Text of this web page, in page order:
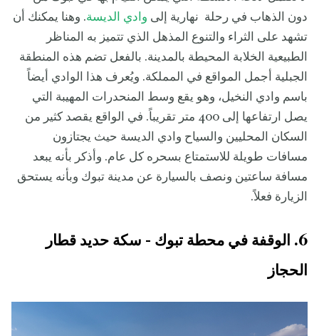
دون الذهاب في رحلة نهارية إلى وادي الديسة. وهنا يمكنك أن
تشهد على الثراء والتنوع المذهل الذي تتميز به المناظر
الطبيعية الخلابة المحيطة بالمدينة. بالفعل تضم هذه المنطقة
الجبلية أجمل المواقع في المملكة. ويُعرف هذا الوادي أيضاً
باسم وادي النخيل، وهو يقع وسط المنحدرات المهيبة التي
يصل ارتفاعها إلى 400 متر تقريباً. في الواقع يقصد كثير من
السكان المحليين والسياح وادي الديسة حيث يجتازون
مسافات طويلة للاستمتاع بسحره كل عام. وأذكر بأنه يبعد
مسافة ساعتين ونصف بالسيارة عن مدينة تبوك وبأنه يستحق
الزيارة فعلاً.
6. الوقفة في محطة تبوك - سكة حديد قطار
الحجاز